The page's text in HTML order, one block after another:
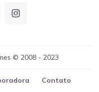
© 2008 - 2023
Contato